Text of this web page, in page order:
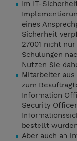
Im IT-
eines
Sicherheit
27001 nicht
Schulungen
Nutzen Sie
Mitarbeiter aus
zum
Information
Security
bestellt
Aber auch an